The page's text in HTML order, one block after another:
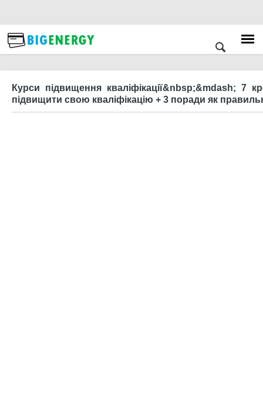
Курси підвищення кваліфікації&nbsp;&mdash; 7
підвищити свою кваліфікацію + 3 поради як